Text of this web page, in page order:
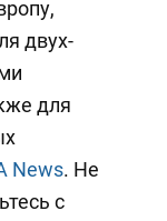
двух-
для
News. Не
с